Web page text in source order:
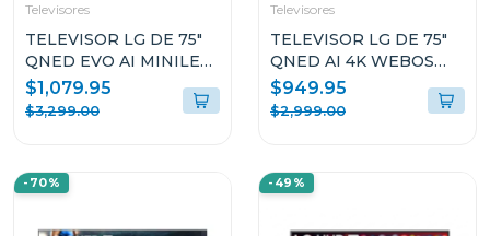
Televisores
TELEVISOR LG DE 75"
QNED EVO AI MINILED
4K WEBOS
75QNED85ASG
$1,079.95
$3,299.00
Televisores
TELEVISOR LG DE 75"
QNED AI 4K WEBOS
75QNED82ASG
$949.95
$2,999.00
-70% -49%